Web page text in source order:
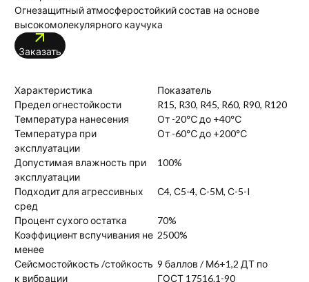
Огнезащитный атмосферостойкий состав на основе
высокомолекулярного каучука
Заказать
Характеристика
Показатель
Предел огнестойкости
R15, R30, R45, R60, R90, R120
Температура нанесения
От -20℃ до +40℃
Температура при
эксплуатации
От -60℃ до +200℃
Допустимая влажность при
эксплуатации
100%
Подходит для агрессивных
сред
С4, С5-4, С-5М, С-5-I
Процент сухого остатка
70%
Коэффициент вспучивания не
менее
2500%
Сейсмостойкость /стойкость
к вибрации
9 баллов / М6+1,2 ДТ по
ГОСТ 17516.1-90